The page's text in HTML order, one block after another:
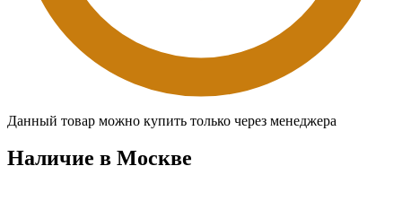
Данный товар можно купить только через менеджера
Наличие в Москвe